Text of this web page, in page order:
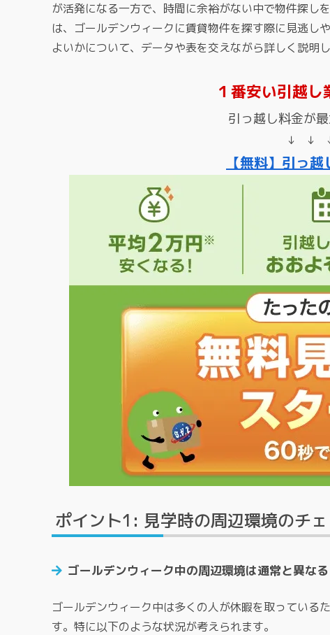
が活発になる一方で、時間に余裕がない中で物件探し
は、ゴールデンウィークに賃貸物件を探す際に見逃し
よいかについて、データや表を交えながら詳しく説明し
１番安い引越し
引っ越し料金が
↓ ↓
【無料】引っ
ポイント1: 見学時の周辺環境のチ
ゴールデンウィーク中の周辺環境は通常と異なる
ゴールデンウィーク中は多くの人が休暇を取っている
す。特に以下のような状況が考えられます。